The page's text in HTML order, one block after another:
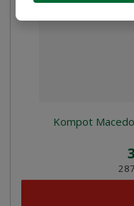
Kompot